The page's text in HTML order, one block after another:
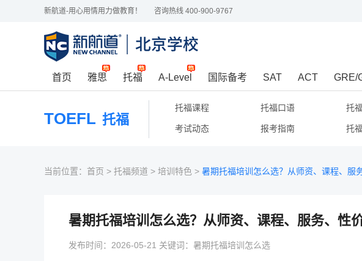
新航道-用心用情用力做教育！ 咨询热线 400-900-9767
首页 雅思 托福 A-Level 国际备考 SAT ACT GRE/
TOEFL 托福
托福课程 托福口语 托
考试动态 报考指南 托
当前位置： 首页 > 托福频道 > 培训特色 > 暑期托福培训怎么选？从师资、课程、服
暑期托福培训怎么选？从师资、课程、服务、性
发布时间：2026-05-21 关键词：暑期托福培训怎么选